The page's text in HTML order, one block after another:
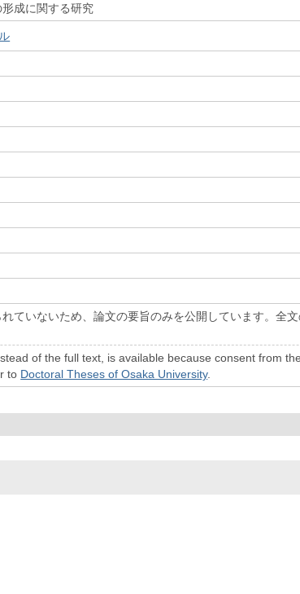
成に関する研究
ていないため、論文の要旨のみを公開しています。全文
of the full text, is available because consent from
to Doctoral Theses of Osaka University.